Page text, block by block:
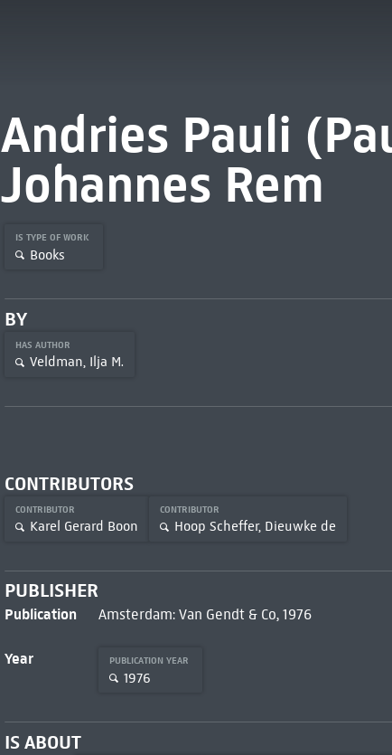
Andries Pauli
Johannes Rem
IS TYPE OF WORK
Books
BY
HAS AUTHOR
Veldman, Ilja M.
CONTRIBUTORS
CONTRIBUTOR
Karel Gerard Boon
CONTRIBUTOR
Hoop Scheffer, Dieuwke de
PUBLISHER
Publication Amsterdam: Van Gendt & Co, 1976
Year PUBLICATION YEAR
1976
IS ABOUT